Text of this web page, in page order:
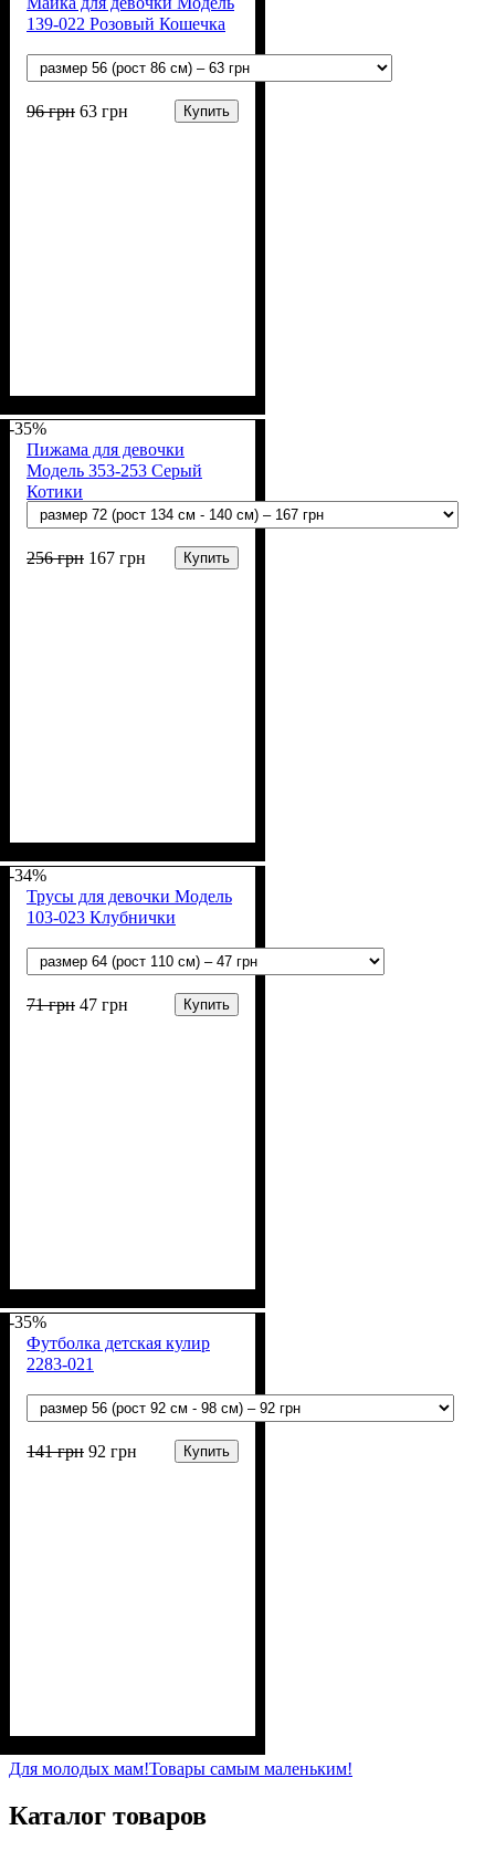
139-022 Розовый Кошечка
96грн 63 грн Купить
-35%
Пижама для девочки
Модель 353-253 Серый
Котики
256грн 167 грн Купить
(100%-х/б)
-34%
Трусы для девочки Модель
103-023 Клубнички
71грн 47 грн Купить
-35%
Футболка детская кулир
2283-021
141грн 92 грн Купить
Для молодых мам!Товары самым маленьким!
Каталог товаров